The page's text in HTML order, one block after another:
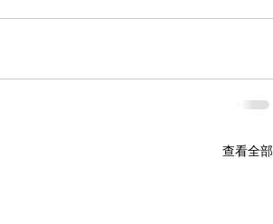
查看全部